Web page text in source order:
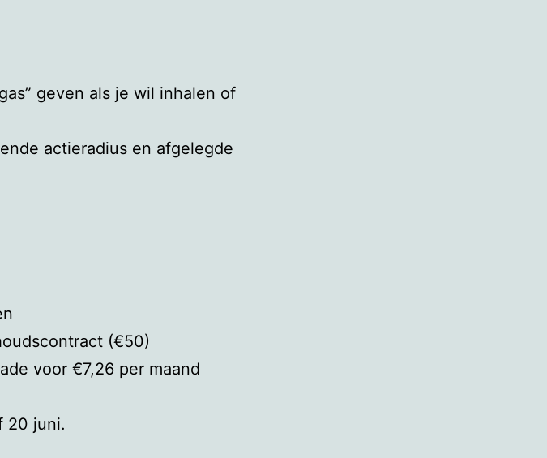
geven als je wil inhalen of
actieradius en afgelegde
(€50)
voor €7,26 per maand
20 juni.